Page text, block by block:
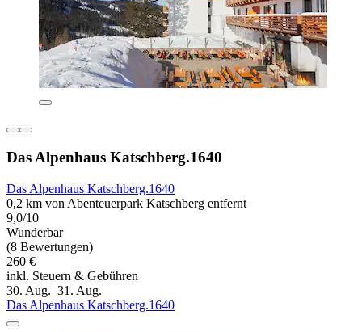
Das Alpenhaus Katschberg.1640
Das Alpenhaus Katschberg.1640
0,2 km von Abenteuerpark Katschberg entfernt
9,0/10
Wunderbar
(8 Bewertungen)
260 €
inkl. Steuern & Gebühren
30. Aug.–31. Aug.
Das Alpenhaus Katschberg.1640